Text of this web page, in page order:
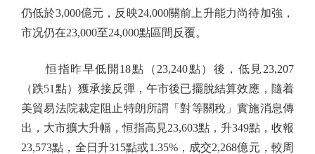
仍低於3,000億元，反映24,000關前上升能力尚待加強，
市况仍在23,000至24,000點區間反覆。
恒指昨早低開18點（23,240點）後，低見23,207
（跌51點）獲承接反彈，午市後已擺脫結算效應，隨着
美貿易法院裁定阻止特朗所謂「對等關稅」實施消息傳
出，大市擴大升幅，恒指高見23,603點，升349點，收報
23,573點，全日升315點或1.35%，成交2,268億元，較周